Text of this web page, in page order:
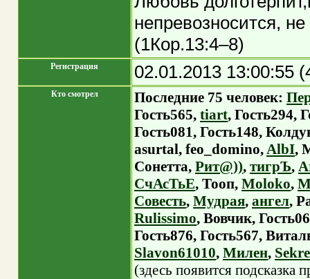
непревозносится, не
(1Кор.13:4–8)
Регистрация 02.01.2013 13:00:55
Кто смотрел Последние 75 человек:
Гость565, tiart, Гость294,
Гость081, Гость148,
asurtal, feo_domino, AlbI,
Сонетта, Рит@)), тигрЪ,
СчАсТьЕ, Тооп, Moloko,
Совесть, Мудрая, ангел,
Rulissimo, Вовчик,
Гость876, Гость567,
Slavon61010, Милен,
(здесь появится